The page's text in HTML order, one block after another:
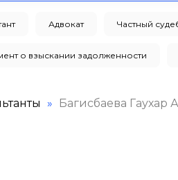
Адвокат Частный
о взыскании задолженности
Багисбаева Гаухар